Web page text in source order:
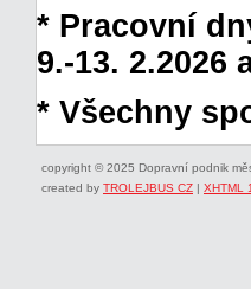
* Pracovní
9.-13. 2.2026
* Všechny
copyright © 2025 Dopravní podnik
created by TROLEJBUS CZ | XHTML